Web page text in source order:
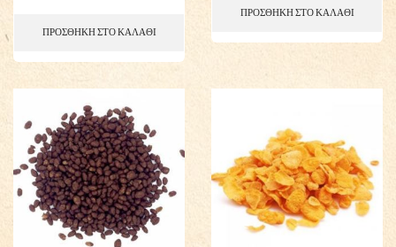
ΠΡΟΣΘΗΚΗ ΣΤΟ ΚΑΛΑΘΙ
ΠΡΟΣΘΗΚΗ ΣΤΟ ΚΑΛΑΘΙ